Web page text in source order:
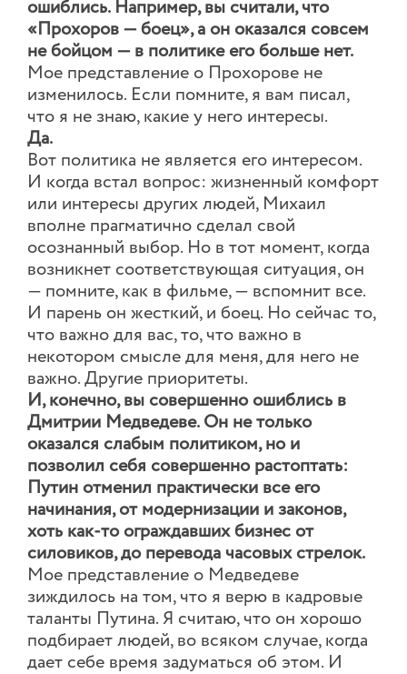
ошиблись. Например, вы считали, что
«Прохоров — боец», а он оказался совсем
не бойцом — в политике его больше нет.
Мое представление о Прохорове не
изменилось. Если помните, я вам писал,
что я не знаю, какие у него интересы.
Да.
Вот политика не является его интересом.
И когда встал вопрос: жизненный комфорт
или интересы других людей, Михаил
вполне прагматично сделал свой
осознанный выбор. Но в тот момент, когда
возникнет соответствующая ситуация, он
— помните, как в фильме, — вспомнит все.
И парень он жесткий, и боец. Но сейчас то,
что важно для вас, то, что важно в
некотором смысле для меня, для него не
важно. Другие приоритеты.
И, конечно, вы совершенно ошиблись в
Дмитрии Медведеве. Он не только
оказался слабым политиком, но и
позволил себя совершенно растоптать:
Путин отменил практически все его
начинания, от модернизации и законов,
хоть как-то ограждавших бизнес от
силовиков, до перевода часовых стрелок.
Мое представление о Медведеве
зиждилось на том, что я верю в кадровые
таланты Путина. Я считаю, что он хорошо
подбирает людей, во всяком случае, когда
дает себе время задуматься об этом. И